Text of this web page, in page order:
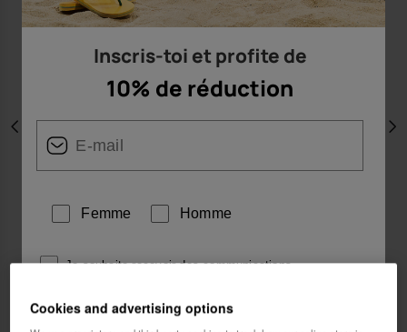
Précédent
Inscris-toi et profite de
10% de réduction
Femme Homme
Je souhaite recevoir des communications
Politique de Confidentialité.
Cookies and advertising options